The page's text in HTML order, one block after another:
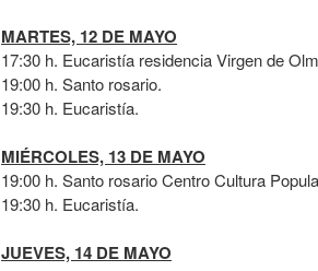
MARTES, 12 DE MAYO
17:30 h. Eucaristía residencia Virgen de
19:00 h. Santo rosario.
19:30 h. Eucaristía.
MIÉRCOLES, 13 DE MAYO
19:00 h. Santo rosario Centro Cultura
19:30 h. Eucaristía.
JUEVES, 14 DE MAYO